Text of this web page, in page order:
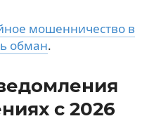
мошенничество в
обман.
с 2026